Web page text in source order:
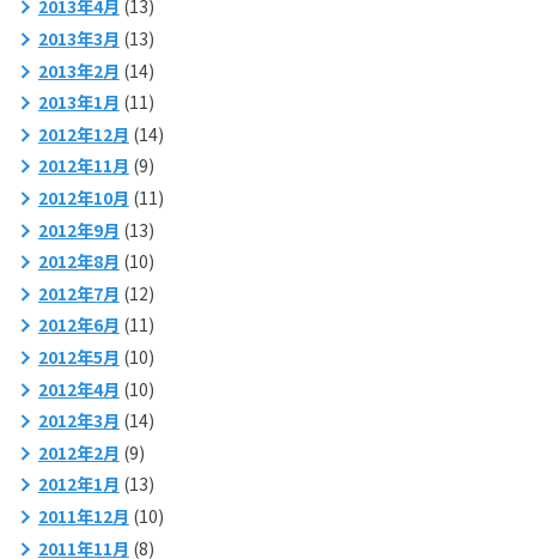
2013年4月 (13)
2013年3月 (13)
2013年2月 (14)
2013年1月 (11)
2012年12月 (14)
2012年11月 (9)
2012年10月 (11)
2012年9月 (13)
2012年8月 (10)
2012年7月 (12)
2012年6月 (11)
2012年5月 (10)
2012年4月 (10)
2012年3月 (14)
2012年2月 (9)
2012年1月 (13)
2011年12月 (10)
2011年11月 (8)